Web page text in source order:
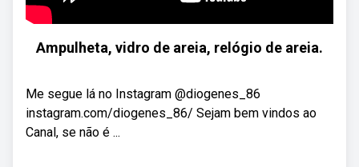
Ampulheta, vidro de areia, relógio de areia.
Me segue lá no Instagram @diogenes_86
instagram.com/diogenes_86/ Sejam bem vindos ao
Canal, se não é ...